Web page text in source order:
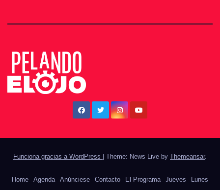
Funciona gracias a WordPress Theme: News Live by Themeansar.
Home Agenda Anúnciese Contacto El Programa Jueves Lunes